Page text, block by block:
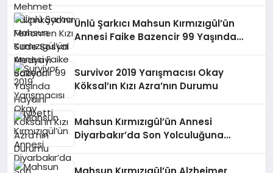
Ünlü Şarkıcı Mahsun Kırmızıgül’ün
Annesi Faike Bazencir 99 Yaşında
Survivor 2019 Yarışmacısı Okay
Köksal’ın Kızı Azra’nın Durumu
Mahsun Kırmızıgül’ün Annesi
Diyarbakır’da Son Yolculuğuna